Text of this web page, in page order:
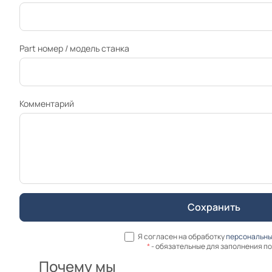
Part номер / модель станка
Комментарий
Я согласен на обработку
*- обязательные для заполнения
Почему мы